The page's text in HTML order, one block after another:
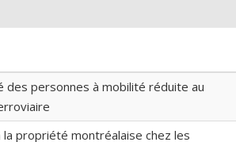
ordre croissant
titre en ordre croissant
des personnes à mobilité réduite au
la propriété montréalaise chez les